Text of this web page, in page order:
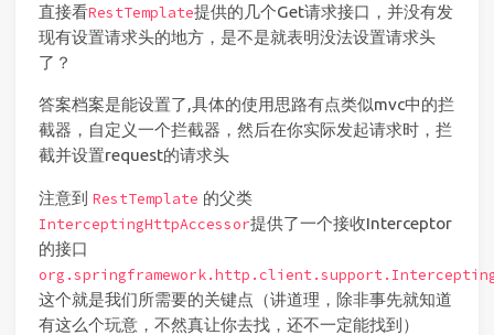
直接看RestTemplate提供的几个Get请求接口，并没有发
现有设置请求头的地方，是不是就表明没法设置请求头
了？
答案档案是能设置了,具体的使用思路有点类似mvc中的拦
截器，自定义一个拦截器，然后在你实际发起请求时，拦
截并设置request的请求头
注意到 RestTemplate 的父类
InterceptingHttpAccessor提供了一个接收Interceptor
的接口
这个就是我们所需要的关键点（讲道理，除非事先就知道
有这么个玩意，不然真让你去找，还不一定能找到）